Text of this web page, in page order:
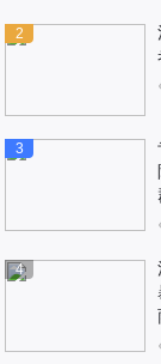
2
3
4